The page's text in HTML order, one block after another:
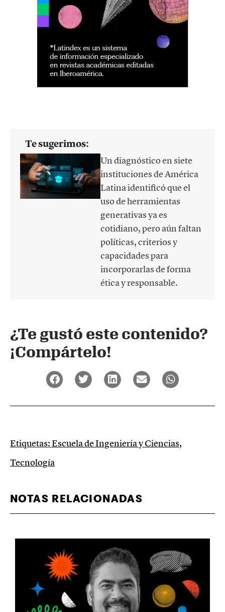
Te sugerimos:
Un diagnóstico en siete
instituciones de América
Latina identificó que el
uso de herramientas
generativas ya es
cotidiano, pero aún faltan
políticas, criterios y
capacidades para
incorporarlas de forma
ética y responsable.
¿Te gustó este contenido?
¡Compártelo!
Etiquetas:Escuela de Ingeniería y Ciencias,
Tecnología
NOTAS RELACIONADAS